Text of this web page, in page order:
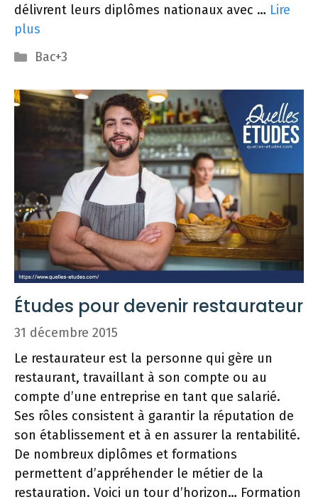
délivrent leurs diplômes nationaux avec … Lire
plus
Catégories
Bac+3
Études pour devenir restaurateur
31 décembre 2015
Le restaurateur est la personne qui gère un
restaurant, travaillant à son compte ou au
compte d’une entreprise en tant que salarié.
Ses rôles consistent à garantir la réputation de
son établissement et à en assurer la rentabilité.
De nombreux diplômes et formations
permettent d’appréhender le métier de la
restauration. Voici un tour d’horizon… Formation